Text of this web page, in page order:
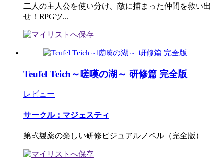
二人の主人公を使い分け、敵に捕まった仲間を救い出
せ！RPGツ...
Teufel Teich～嗟嘆の湖～ 研修篇 完全版
レビュー
サークル：マジェスティ
第弐製薬の楽しい研修ビジュアルノベル（完全版）